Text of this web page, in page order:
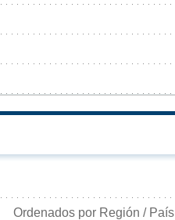
Ordenados por Región / País